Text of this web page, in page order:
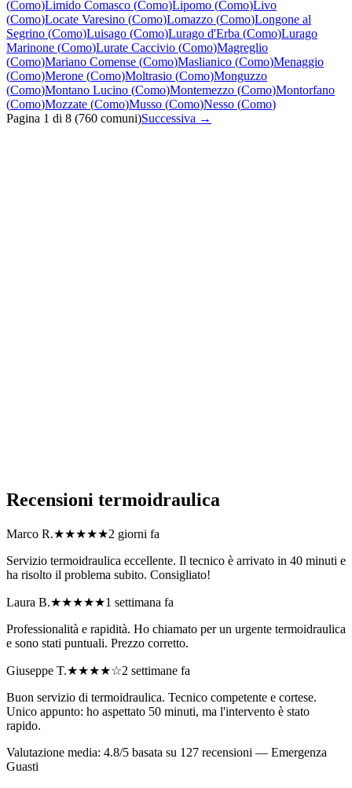
(Como)Limido Comasco (Como)Lipomo (Como)Livo
(Como)Locate Varesino (Como)Lomazzo (Como)Longone al
Segrino (Como)Luisago (Como)Lurago d'Erba (Como)Lurago
Marinone (Como)Lurate Caccivio (Como)Magreglio
(Como)Mariano Comense (Como)Maslianico (Como)Menaggio
(Como)Merone (Como)Moltrasio (Como)Monguzzo
(Como)Montano Lucino (Como)Montemezzo (Como)Montorfano
(Como)Mozzate (Como)Musso (Como)Nesso (Como)
Pagina 1 di 8 (760 comuni)Successiva →
Recensioni termoidraulica
Marco R.★★★★★2 giorni fa
Servizio termoidraulica eccellente. Il tecnico è arrivato in 40 minuti e
ha risolto il problema subito. Consigliato!
Laura B.★★★★★1 settimana fa
Professionalità e rapidità. Ho chiamato per un urgente termoidraulica
e sono stati puntuali. Prezzo corretto.
Giuseppe T.★★★★☆2 settimane fa
Buon servizio di termoidraulica. Tecnico competente e cortese.
Unico appunto: ho aspettato 50 minuti, ma l'intervento è stato
rapido.
Valutazione media: 4.8/5 basata su 127 recensioni — Emergenza
Guasti